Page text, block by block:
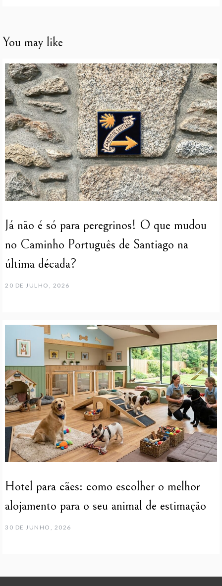
You may like
Já não é só para peregrinos! O que mudou
no Caminho Português de Santiago na
última década?
20 DE JULHO, 2026
Hotel para cães: como escolher o melhor
alojamento para o seu animal de estimação
30 DE JUNHO, 2026